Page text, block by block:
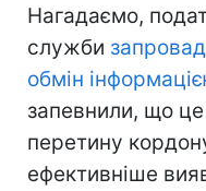
Нагадаємо,
служби
обмін
запевнили, що
перетину
ефективніше